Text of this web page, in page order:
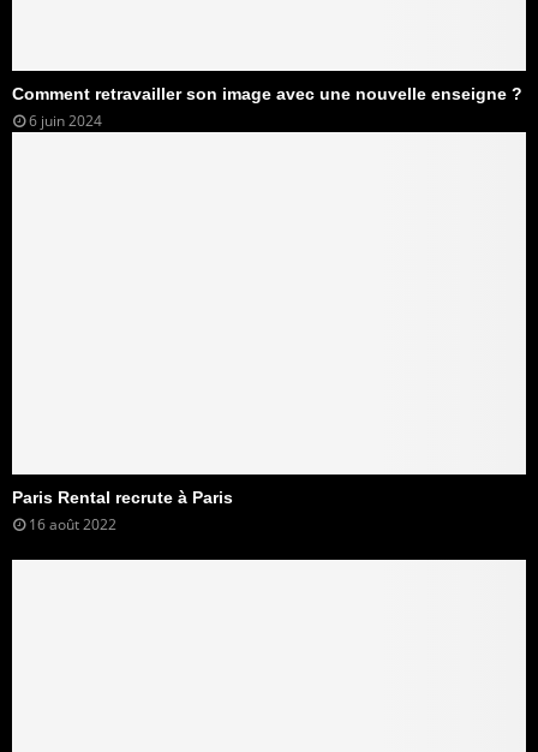
Comment retravailler son image avec une nouvelle enseigne ?
6 juin 2024
Paris Rental recrute à Paris
16 août 2022